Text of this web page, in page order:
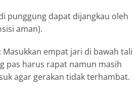
punggung dapat dijangkau oleh
aman).
Masukkan empat jari di bawah tali
pas harus rapat namun masih
agar gerakan tidak terhambat.